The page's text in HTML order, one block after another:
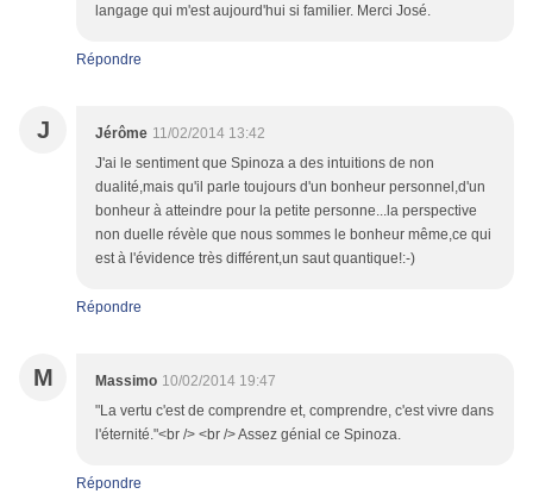
langage qui m'est aujourd'hui si familier. Merci José.
Répondre
J Jérôme 11/02/2014 13:42
J'ai le sentiment que Spinoza a des intuitions de non
dualité,mais qu'il parle toujours d'un bonheur personnel,d'un
bonheur à atteindre pour la petite personne...la perspective
non duelle révèle que nous sommes le bonheur même,ce qui
est à l'évidence très différent,un saut quantique!:-)
Répondre
M Massimo 10/02/2014 19:47
"La vertu c'est de comprendre et, comprendre, c'est vivre dans
l'éternité."<br /> <br /> Assez génial ce Spinoza.
Répondre